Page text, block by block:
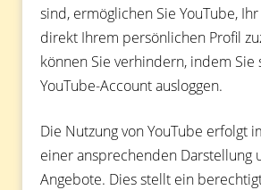
sind, ermöglichen Sie YouTube,
direkt Ihrem persönlichen Profil
können Sie verhindern, indem Sie
YouTube-Account ausloggen.
Die Nutzung von YouTube erfolgt
einer ansprechenden Darstellung
Angebote. Dies stellt ein